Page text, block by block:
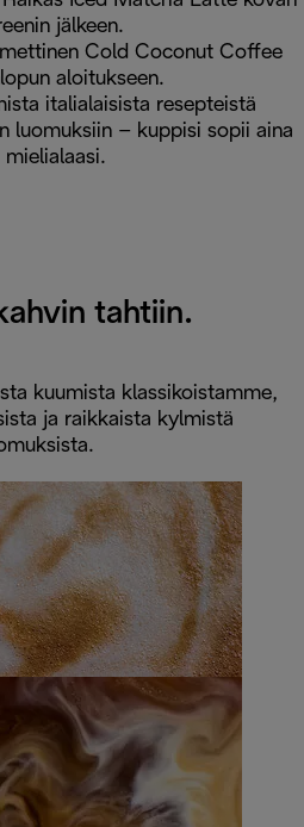
jälkeen.
Cold Coconut Coffee
aloitukseen.
italialaisista resepteistä
luomuksiin – kuppisi sopii aina
mielialaasi.
tahtiin.
kuumista klassikoistamme,
ja raikkaista kylmistä